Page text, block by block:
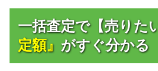
一括査定で【売りた
定額』 がすぐ分かる